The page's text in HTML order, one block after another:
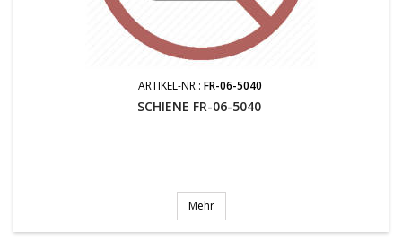
ARTIKEL-NR.: FR-06-5040
SCHIENE FR-06-5040
Mehr